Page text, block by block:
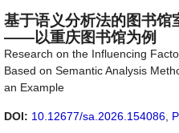
基于语义分析法的图书馆
——以重庆图书馆为例
Research on the Influencing
Based on Semantic Analysis
an Example
DOI: 10.12677/sa.2026.154086